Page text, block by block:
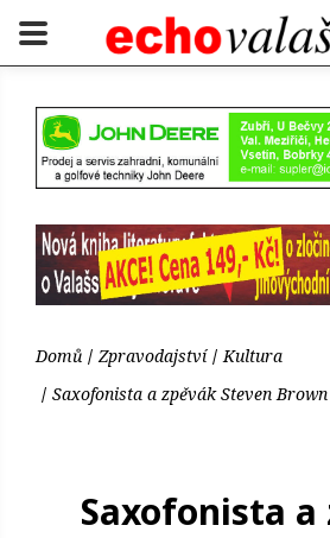
Domů Zpravodajství
Kultura
Saxofonista a zpěvák Steven
Saxofonista a